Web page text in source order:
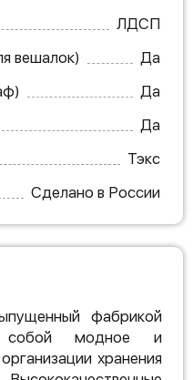
ЛДСП
вешалок)
Да
Да
Да
Тэкс
Сделано в России
фабрикой
собой модное и
хранения